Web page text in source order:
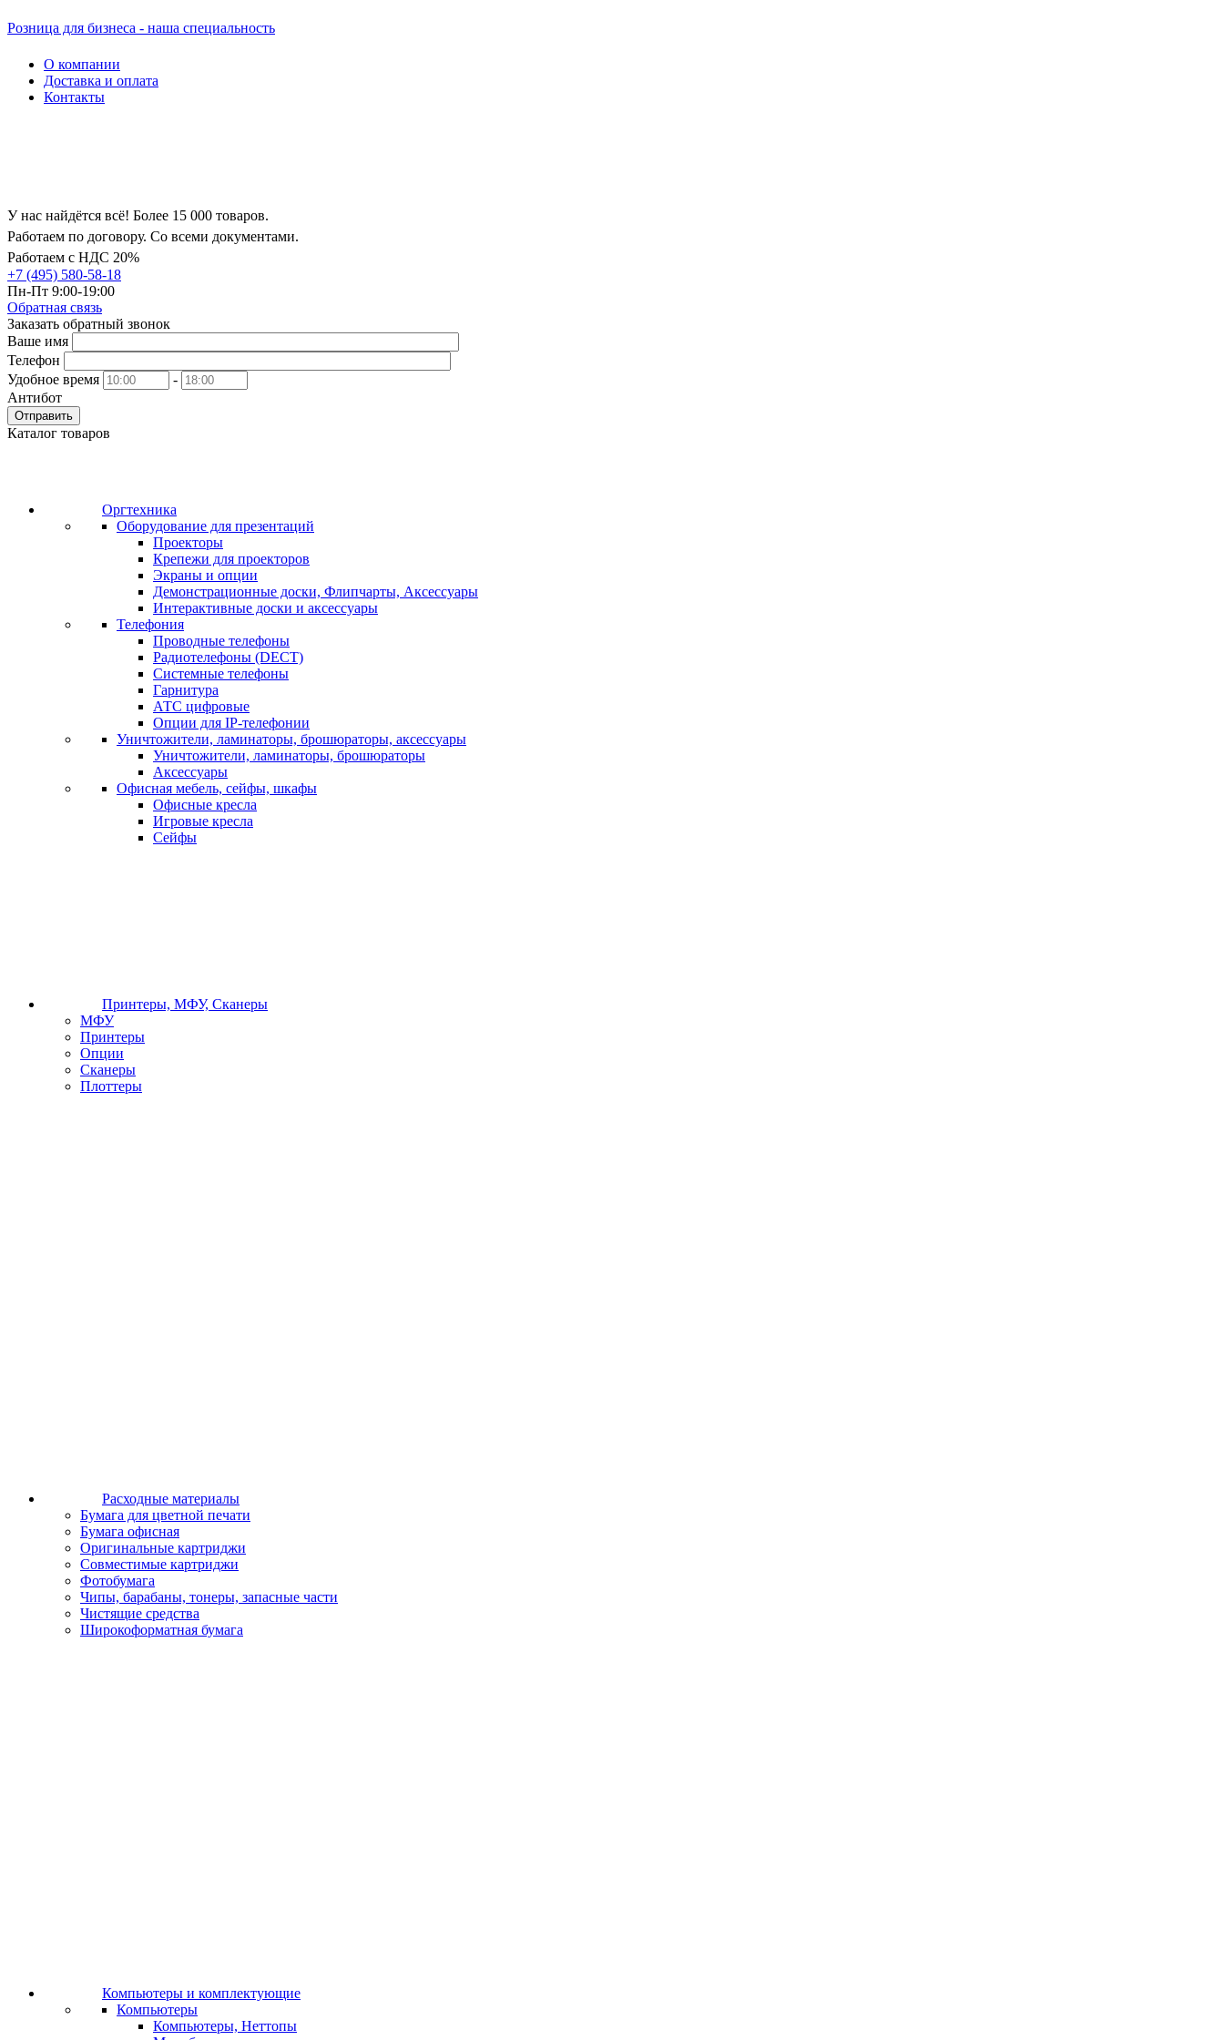
Розница для бизнеса - наша специальность
О компании
Доставка и оплата
Контакты
У нас найдётся всё! Более 15 000 товаров.
Работаем по договору. Со всеми документами.
Работаем с НДС 20%
+7 (495) 580-58-18
Пн-Пт 9:00-19:00
Обратная связь
Заказать обратный звонок
Ваше имя
Телефон
Удобное время
-
Антибот
Отправить
Каталог товаров
Оргтехника
Оборудование для презентаций
Проекторы
Крепежи для проекторов
Экраны и опции
Демонстрационные доски, Флипчарты, Аксессуары
Интерактивные доски и аксессуары
Телефония
Проводные телефоны
Радиотелефоны (DECT)
Системные телефоны
Гарнитура
АТС цифровые
Опции для IP-телефонии
Уничтожители, ламинаторы, брошюраторы, аксессуары
Уничтожители, ламинаторы, брошюраторы
Аксессуары
Офисная мебель, сейфы, шкафы
Офисные кресла
Игровые кресла
Сейфы
Принтеры, МФУ, Сканеры
МФУ
Принтеры
Опции
Сканеры
Плоттеры
Расходные материалы
Бумага для цветной печати
Бумага офисная
Оригинальные картриджи
Совместимые картриджи
Фотобумага
Чипы, барабаны, тонеры, запасные части
Чистящие средства
Широкоформатная бумага
Компьютеры и комплектующие
Компьютеры
Компьютеры, Неттопы